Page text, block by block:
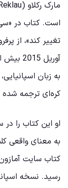
است. کتاب در «سی
تغییر کند»، از
به زبان
کره‌ای ترجمه
به معنای واقعی
کتاب سایت
رسید. نسخه